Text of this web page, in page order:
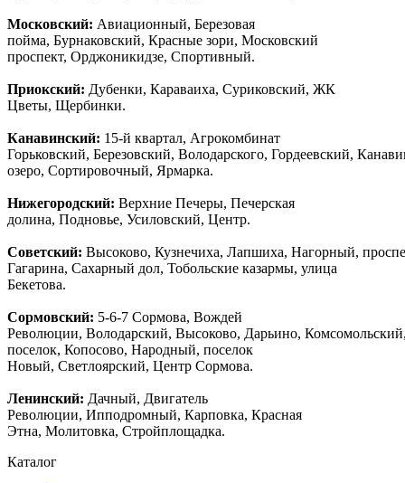
Московский: Авиационный, Березовая
пойма, Бурнаковский, Красные зори, Московский
проспект, Орджоникидзе, Спортивный.
Приокский: Дубенки, Караваиха, Суриковский, ЖК
Цветы, Щербинки.
Канавинский: 15-й квартал, Агрокомбинат
Горьковский, Березовский, Володарского, Гордеевский,
озеро, Сортировочный, Ярмарка.
Нижегородский: Верхние Печеры, Печерская
долина, Подновье, Усиловский, Центр.
Советский: Высоково, Кузнечиха, Лапшиха, Нагорный,
Гагарина, Сахарный дол, Тобольские казармы, улица
Бекетова.
Сормовский: 5-6-7 Сормова, Вождей
Революции, Володарский, Высоково, Дарьино,
поселок, Копосово, Народный, поселок
Новый, Светлоярский, Центр Сормова.
Ленинский: Дачный, Двигатель
Революции, Ипподромный, Карповка, Красная
Этна, Молитовка, Стройплощадка.
Каталог